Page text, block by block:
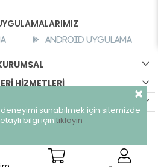
Android Uygulama
HİZMETLERİ
- Tüm hakları saklıdır.
sunabilmek için sitemizde
bilgi için tıklayın